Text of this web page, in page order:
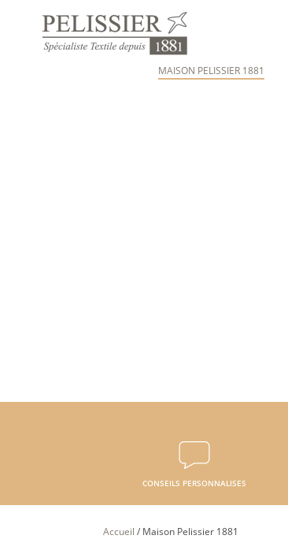
MAISON PELISSIER 1881
CONSEILS PERSONNALISES
Accueil / Maison Pelissier 1881